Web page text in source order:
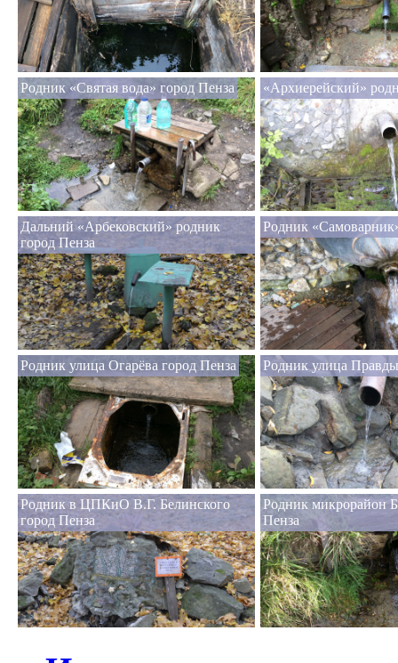
Родник «Святая вода» город Пенза «Архиерейский»
Дальний «Арбековский» родник
город Пенза
Родник
Родник улица Огарёва город Пенза Родник улица
Родник в ЦПКиО В.Г. Белинского
город Пенза
Родник микрорайон
Пенза